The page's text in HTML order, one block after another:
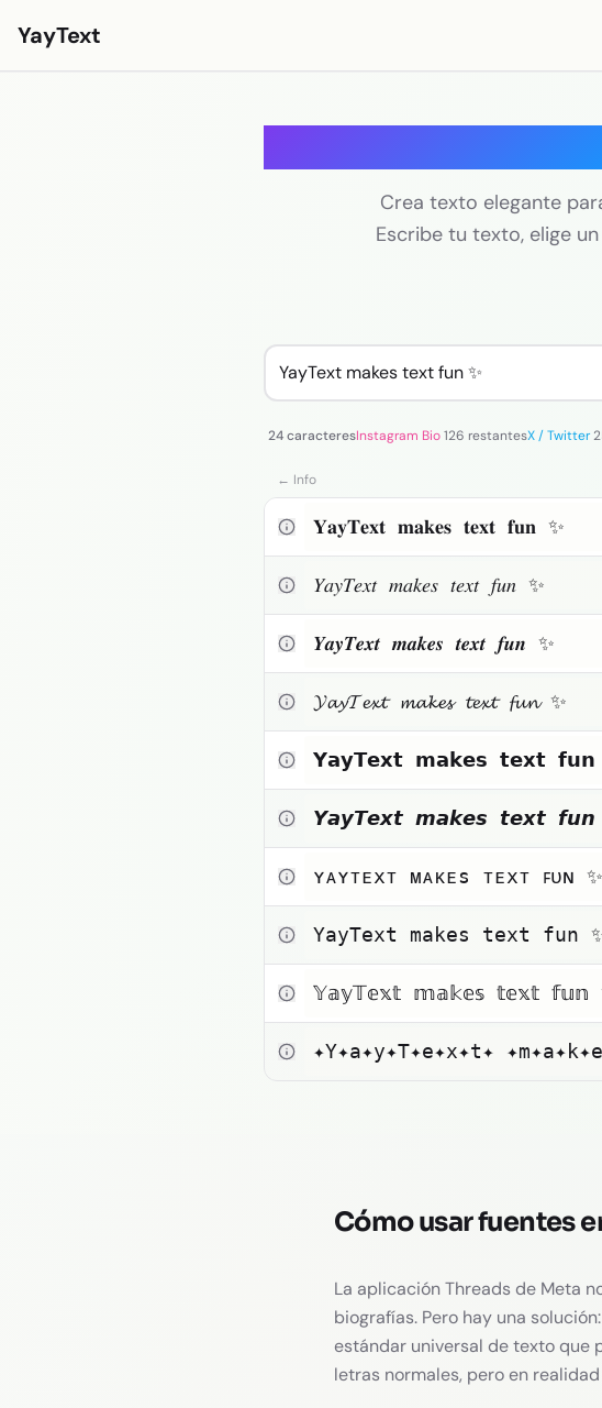
YayText
Crea texto elegante
Escribe tu texto, elige
24 caracteresInstagram Bio126 restantesX / Twitter
← Info
𝐘𝐚𝐲𝐓𝐞𝐱𝐭 𝐦𝐚𝐤𝐞𝐬 𝐭𝐞𝐱𝐭 𝐟𝐮𝐧 ✨
𝑌𝑎𝑦𝑇𝑒𝑥𝑡 𝑚𝑎𝑘𝑒𝑠 𝑡𝑒𝑥𝑡 𝑓𝑢𝑛 ✨
𝒀𝒂𝒚𝑻𝒆𝒙𝒕 𝒎𝒂𝒌𝒆𝒔 𝒕𝒆𝒙𝒕 𝒇𝒖𝒏 ✨
𝓨𝓪𝔂𝓣𝓮𝔁𝓽 𝓶𝓪𝓴𝓮𝓼 𝓽𝓮𝔁𝓽 𝓯𝓾𝓷 ✨
𝗬𝗮𝘆𝗧𝗲𝘅𝘁 𝗺𝗮𝗸𝗲𝘀 𝘁𝗲𝘅𝘁 𝗳𝘂𝗻
𝙔𝙖𝙮𝙏𝙚𝙭𝙩 𝙢𝙖𝙠𝙚𝙨 𝙩𝙚𝙭𝙩 𝙛𝙪𝙣
ʏᴀʏᴛᴇxᴛ ᴍᴀᴋᴇs ᴛᴇxᴛ ꜰᴜɴ ✨
𝚈𝚊𝚢𝚃𝚎𝚡𝚝 𝚖𝚊𝚔𝚎𝚜 𝚝𝚎𝚡𝚝 𝚏𝚞𝚗
𝕐𝕒𝕪𝕋𝕖𝕩𝕥 𝕞𝕒𝕜𝕖𝕤 𝕥𝕖𝕩𝕥 𝕗𝕦𝕟
✦Y✦a✦y✦T✦e✦x✦t✦
Cómo usar fuentes
La aplicación Threads de Meta
biografías. Pero hay una
estándar universal de texto que
letras normales, pero en